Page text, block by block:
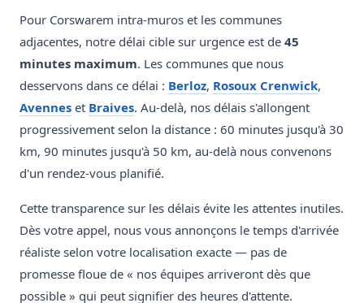
Pour Corswarem intra-muros et les communes
adjacentes, notre délai cible sur urgence est de 45
minutes maximum. Les communes que nous
desservons dans ce délai : Berloz, Rosoux Crenwick,
Avennes et Braives. Au-delà, nos délais s'allongent
progressivement selon la distance : 60 minutes jusqu'à 30
km, 90 minutes jusqu'à 50 km, au-delà nous convenons
d'un rendez-vous planifié.
Cette transparence sur les délais évite les attentes inutiles.
Dès votre appel, nous vous annonçons le temps d'arrivée
réaliste selon votre localisation exacte — pas de
promesse floue de « nos équipes arriveront dès que
possible » qui peut signifier des heures d'attente.